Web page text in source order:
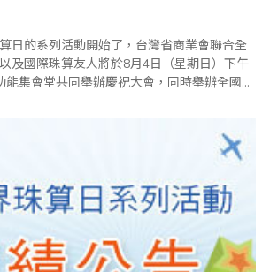
日的系列活動開始了，台灣省商業會聯合全
及國際珠算友人將於8月4日（星期日）下午
集會堂共同舉辦慶祝大會，同時舉辦全國珠
、教育、樂活的功能，希望各界能多提供高